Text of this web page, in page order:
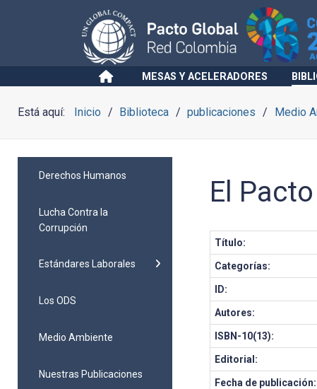
MESAS Y ACELERADORES
Está aquí: Inicio Biblioteca publicaciones Medio
Derechos Humanos
Lucha Contra la
Corrupción
Estándares Laborales
Los ODS
Medio Ambiente
Nuestras Publicaciones
El
Título:
Categorías:
ID:
Autores:
ISBN-10(13):
Editorial:
Fecha de publicación: